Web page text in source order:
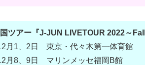
ツアー『J-JUN LIVETOUR 2022～
月1、2日 東京・代々木第一体育館
月8、9日 マリンメッセ福岡B館